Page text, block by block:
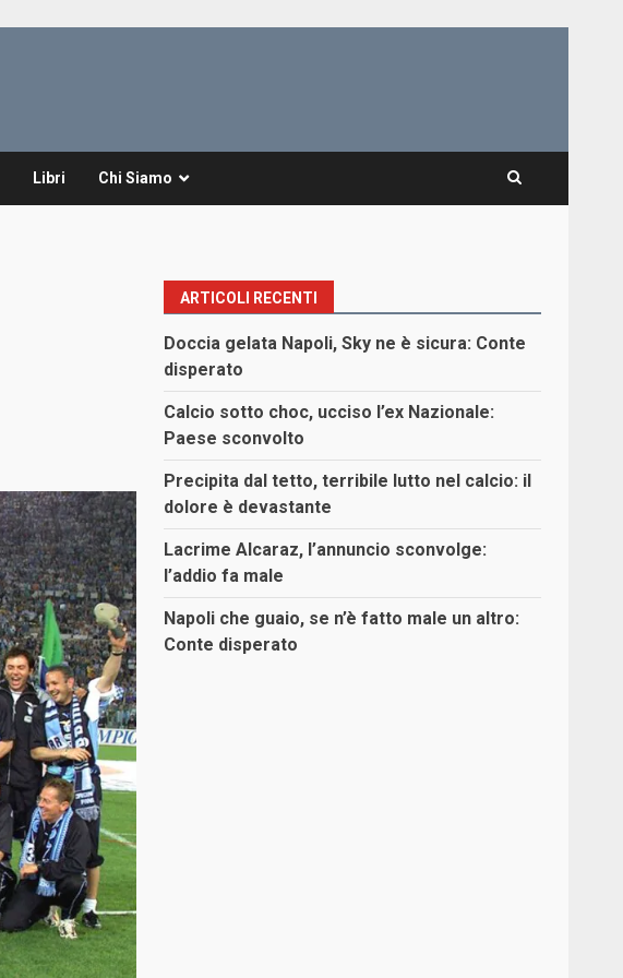
Libri Chi Siamo
ARTICOLI RECENTI
Doccia gelata Napoli, Sky ne è sicura: Conte
disperato
Calcio sotto choc, ucciso l’ex Nazionale:
Paese sconvolto
Precipita dal tetto, terribile lutto nel calcio: il
dolore è devastante
Lacrime Alcaraz, l’annuncio sconvolge:
l’addio fa male
Napoli che guaio, se n’è fatto male un altro:
Conte disperato